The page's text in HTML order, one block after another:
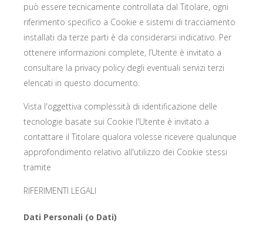
può essere tecnicamente controllata dal Titolare, ogni
riferimento specifico a Cookie e sistemi di tracciamento
installati da terze parti è da considerarsi indicativo. Per
ottenere informazioni complete, l’Utente è invitato a
consultare la privacy policy degli eventuali servizi terzi
elencati in questo documento.
Vista l'oggettiva complessità di identificazione delle
tecnologie basate sui Cookie l'Utente è invitato a
contattare il Titolare qualora volesse ricevere qualunque
approfondimento relativo all'utilizzo dei Cookie stessi
tramite
RIFERIMENTI LEGALI
Dati Personali (o Dati)